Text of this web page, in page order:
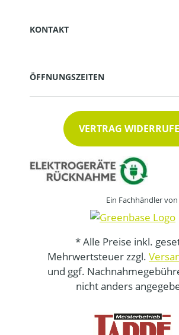
KONTAKT
ÖFFNUNGSZEITEN
VERTRAG
Ein Fachhändler von
* Alle Preise inkl.
Mehrwertsteuer zzgl.
und ggf.
nicht anders